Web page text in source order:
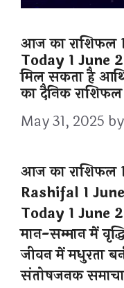
आज का राशिफल
Today 1 June
मिल सकता है
का दैनिक राशिफल
May 31, 2025 by
आज का राशिफल
Rashifal 1
Today 1 June
मान-सम्मान में
जीवन में मधुरता
संतोषजनक